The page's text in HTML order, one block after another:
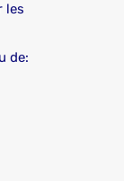
les
de: